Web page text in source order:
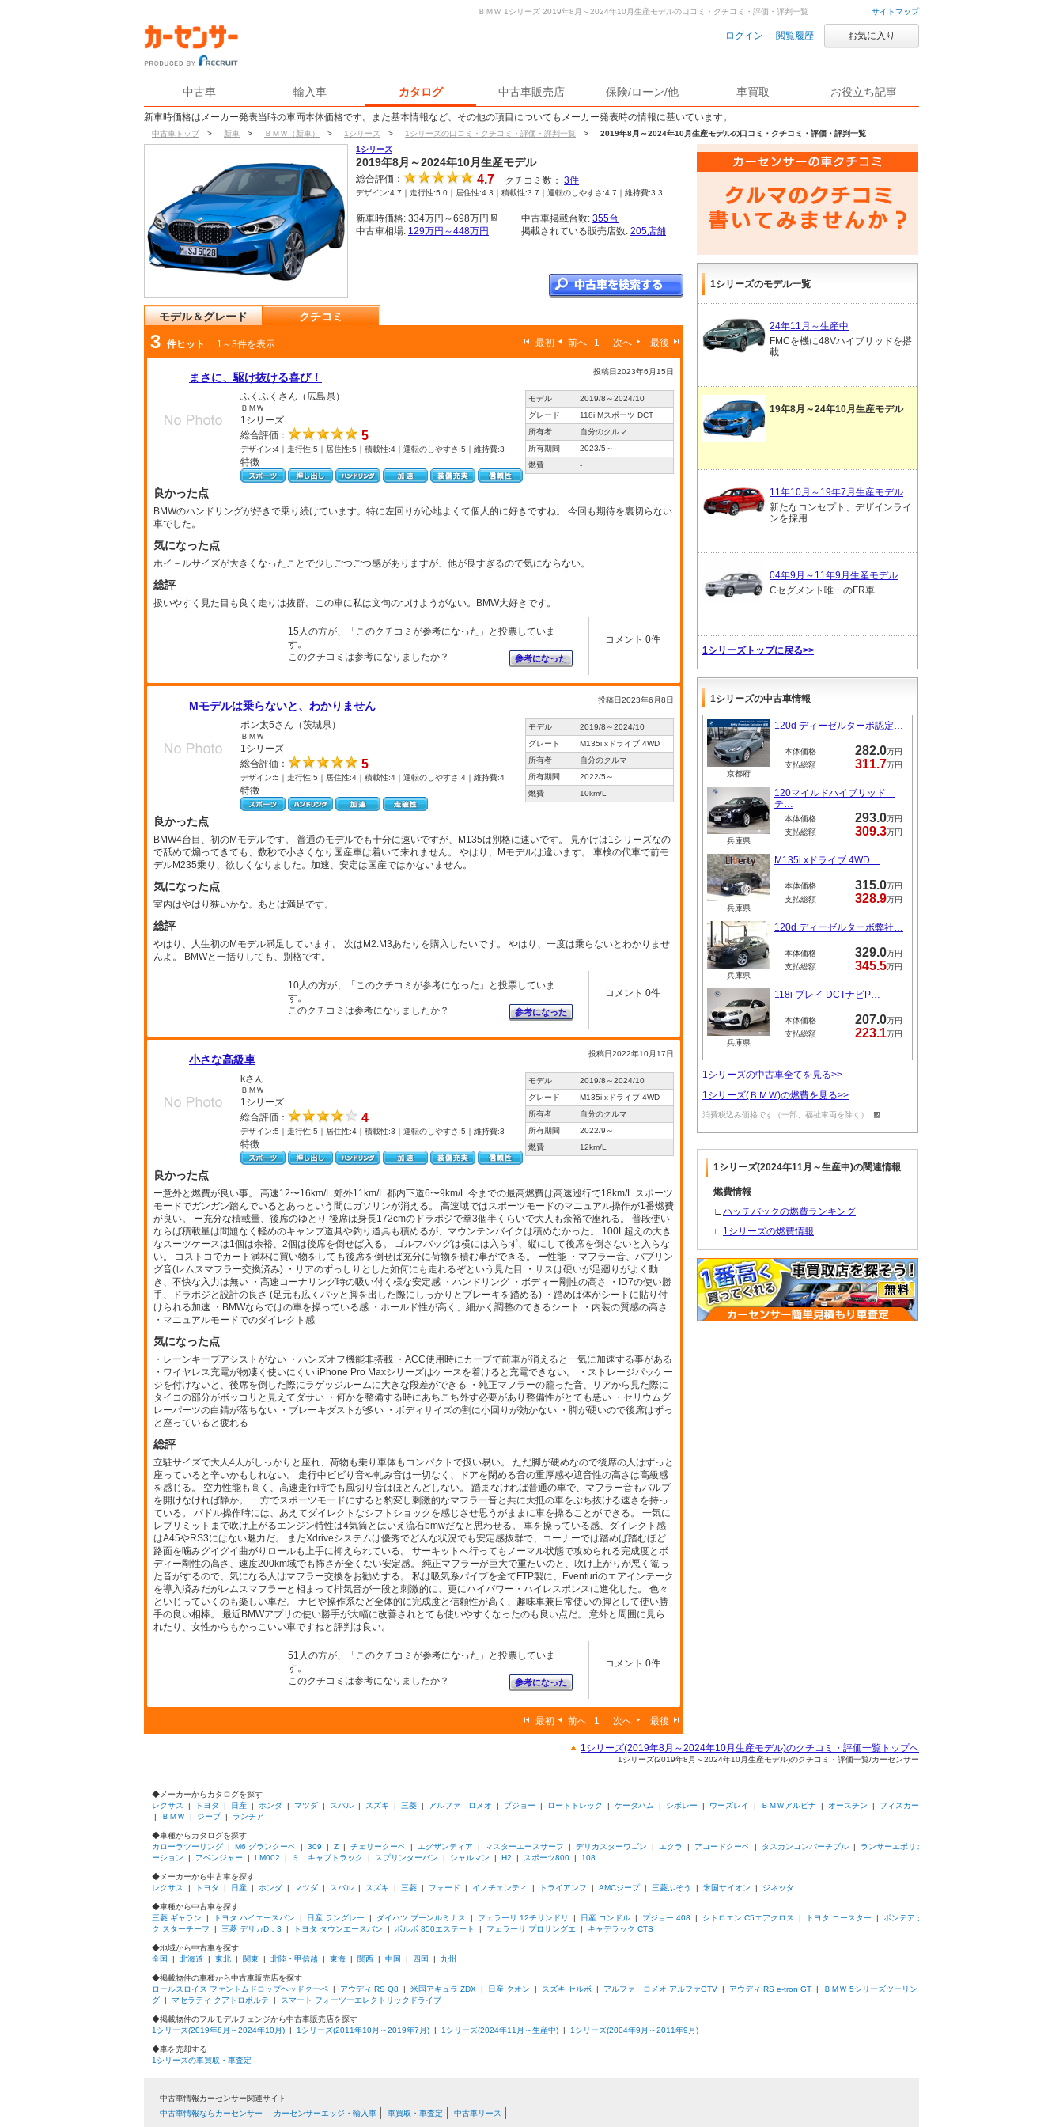
サイトマップ
ログイン 閲覧履歴 お気に入り
中古車 輸入車 カタログ 中古車販売店 保険/ローン/他 車買取 お役立ち記事
新車時価格はメーカー発表当時の車両本体価格です。また基本情報など、その他の項目についてもメーカー発表時の情報に基いています。
中古車トップ > 新車 > ＢＭＷ（新車） > 1シリーズ > 1シリーズの口コミ・クチコミ・評価・評判一覧 > 2019年8月～2024年10月生産モデルの口コミ・クチコミ・評価・評判一覧
ＢＭＷ 1シリーズ 2019年8月～2024年10月生産モデルの口コミ・クチコミ・評価・評判一覧
1シリーズ
2019年8月～2024年10月生産モデル
総合評価： 4.7 クチコミ数： 3件
デザイン:4.7｜走行性:5.0｜居住性:4.3｜積載性:3.7｜運転のしやすさ:4.7｜維持費:3.3
新車時価格: 334万円～698万円
中古車相場: 129万円～448万円
中古車掲載台数: 355台
掲載されている販売店数: 205店舗
モデル＆グレード クチコミ
3 件ヒット 1～3件を表示 最初 前へ 1 次へ 最後
まさに、駆け抜ける喜び！ 投稿日2023年6月15日
ふくふくさん（広島県）
ＢＭＷ
1シリーズ
総合評価：
5
デザイン:4｜走行性:5｜居住性:5｜積載性:4｜運転のしやすさ:5｜維持費:3
特徴
モデル
2019/8～2024/10
グレード
118i Mスポーツ DCT
所有者
自分のクルマ
所有期間
2023/5～
燃費
-
良かった点
BMWのハンドリングが好きで乗り続けています。特に左回りが心地よくて個人的に好きですね。 今回も期待を裏切らない
車でした。
気になった点
ホイ－ルサイズが大きくなったことで少しごつごつ感がありますが、他が良すぎるので気にならない。
総評
扱いやすく見た目も良く走りは抜群。この車に私は文句のつけようがない。BMW大好きです。
15人の方が、「このクチコミが参考になった」と投票していま
す。
このクチコミは参考になりましたか？
参考になった
コメント 0件
Mモデルは乗らないと、わかりません 投稿日2023年6月8日
ポン太5さん（茨城県）
ＢＭＷ
1シリーズ
総合評価：
5
デザイン:5｜走行性:5｜居住性:4｜積載性:4｜運転のしやすさ:4｜維持費:4
特徴
モデル
2019/8～2024/10
グレード
M135i xドライブ 4WD
所有者
自分のクルマ
所有期間
2022/5～
燃費
10km/L
良かった点
BMW4台目、初のMモデルです。 普通のモデルでも十分に速いですが、M135は別格に速いです。 見かけは1シリーズなの
で舐めて煽ってきても、数秒で小さくなり国産車は着いて来れません。 やはり、Mモデルは違います。 車検の代車で前モ
デルM235乗り、欲しくなりました。加速、安定は国産ではかないません。
気になった点
室内はやはり狭いかな。あとは満足です。
総評
やはり、人生初のMモデル満足しています。 次はM2.M3あたりを購入したいです。 やはり、一度は乗らないとわかりませ
んよ。 BMWと一括りしても、別格です。
10人の方が、「このクチコミが参考になった」と投票していま
す。
このクチコミは参考になりましたか？
参考になった
コメント 0件
小さな高級車 投稿日2022年10月17日
kさん
ＢＭＷ
1シリーズ
総合評価：
4
デザイン:5｜走行性:5｜居住性:4｜積載性:3｜運転のしやすさ:5｜維持費:3
特徴
モデル
2019/8～2024/10
グレード
M135i xドライブ 4WD
所有者
自分のクルマ
所有期間
2022/9～
燃費
12km/L
良かった点
ー意外と燃費が良い事。 高速12〜16km/L 郊外11km/L 都内下道6〜9km/L 今までの最高燃費は高速巡行で18km/L スポーツ
モードでガンガン踏んでいるとあっという間にガソリンが消える。 高速域ではスポーツモードのマニュアル操作が1番燃費
が良い。 ー充分な積載量、後席のゆとり 後席は身長172cmのドラポジで拳3個半くらいで大人も余裕で座れる。 普段使い
ならば積載量は問題なく軽めのキャンプ道具や釣り道具も積めるが、マウンテンバイクは積めなかった。 100L超えの大き
なスーツケースは1個は余裕、2個は後席を倒せば入る。 ゴルフバッグは横には入らず、縦にして後席を倒さないと入らな
い。 コストコでカート満杯に買い物をしても後席を倒せば充分に荷物を積む事ができる。 ー性能 ・マフラー音、バブリン
グ音(レムスマフラー交換済み) ・リアのずっしりとした如何にも走れるぞという見た目 ・サスは硬いが足廻りがよく動
き、不快な入力は無い ・高速コーナリング時の吸い付く様な安定感 ・ハンドリング ・ボディー剛性の高さ ・ID7の使い勝
手、ドラポジと設計の良さ (足元も広くパッと脚を出した際にしっかりとブレーキを踏める) ・踏めば体がシートに貼り付
けられる加速 ・BMWならではの車を操っている感 ・ホールド性が高く、細かく調整のできるシート ・内装の質感の高さ
・マニュアルモードでのダイレクト感
気になった点
・レーンキープアシストがない ・ハンズオフ機能非搭載 ・ACC使用時にカーブで前車が消えると一気に加速する事がある
・ワイヤレス充電が物凄く使いにくい iPhone Pro Maxシリーズはケースを着けると充電できない。 ・ストレージパッケー
ジを付けないと、後席を倒した際にラゲッジルームに大きな段差ができる ・純正マフラーの籠った音、リアから見た際に
タイコの部分がボッコリと見えてダサい ・何かを整備する時にあちこち外す必要があり整備性がとても悪い ・セリウムグ
レーパーツの白錆が落ちない ・ブレーキダストが多い ・ボディサイズの割に小回りが効かない ・脚が硬いので後席はずっ
と座っていると疲れる
総評
立駐サイズで大人4人がしっかりと座れ、荷物も乗り車体もコンパクトで扱い易い。 ただ脚が硬めなので後席の人はずっと
座っていると辛いかもしれない。 走行中ビビり音や軋み音は一切なく、ドアを閉める音の重厚感や遮音性の高さは高級感
を感じる。 空力性能も高く、高速走行時でも風切り音はほとんどしない。 踏まなければ普通の車で、マフラー音もバルブ
を開けなければ静か。 一方でスポーツモードにすると豹変し刺激的なマフラー音と共に大抵の車をぶち抜ける速さを持っ
ている。 パドル操作時には、あえてダイレクトなシフトショックを感じさせ思うがままに車を操ることができる。 一気に
レブリミットまで吹け上がるエンジン特性は4気筒とはいえ流石bmwだなと思わせる。 車を操っている感、ダイレクト感
はA45やRS3にはない魅力だ。 またXdriveシステムは優秀でどんな状況でも安定感抜群で、コーナーでは踏めば踏むほど
路面を噛みグイグイ曲がりロールも上手に抑えられている。 サーキットへ行ってもノーマル状態で攻められる完成度とボ
ディー剛性の高さ、速度200km域でも怖さが全くない安定感。 純正マフラーが巨大で重たいのと、吹け上がりが悪く篭っ
た音がするので、気になる人はマフラー交換をお勧めする。 私は吸気系パイプを全てFTP製に、Eventuriのエアインテーク
を導入済みだがレムスマフラーと相まって排気音が一段と刺激的に、更にハイパワー・ハイレスポンスに進化した。 色々
といじっていくのも楽しい車だ。 ナビや操作系など全体的に完成度と信頼性が高く、趣味車兼日常使いの脚として使い勝
手の良い相棒。 最近BMWアプリの使い勝手が大幅に改善されとても使いやすくなったのも良い点だ。 意外と周囲に見ら
れたり、女性からもかっこいい車ですねと評判は良い。
51人の方が、「このクチコミが参考になった」と投票していま
す。
このクチコミは参考になりましたか？
参考になった
コメント 0件
最初 前へ 1 次へ 最後
1シリーズのモデル一覧
24年11月～生産中
FMCを機に48Vハイブリッドを搭
載
19年8月～24年10月生産モデル
11年10月～19年7月生産モデル
新たなコンセプト、デザインライ
ンを採用
04年9月～11年9月生産モデル
Cセグメント唯一のFR車
1シリーズトップに戻る>>
1シリーズの中古車情報
120d ディーゼルターボ認定…
本体価格 282.0万円
支払総額
311.7万円
京都府
120マイルドハイブリッド
テ…
本体価格 293.0万円
支払総額
309.3万円
兵庫県
M135i xドライブ 4WD…
本体価格 315.0万円
支払総額
328.9万円
兵庫県
120d ディーゼルターボ弊社…
本体価格 329.0万円
支払総額
345.5万円
兵庫県
118i プレイ DCTナビP…
本体価格 207.0万円
支払総額
223.1万円
兵庫県
1シリーズの中古車全てを見る>>
1シリーズ(ＢＭＷ)の燃費を見る>>
消費税込み価格です（一部、福祉車両を除く）
1シリーズ(2024年11月～生産中)の関連情報
燃費情報
∟ハッチバックの燃費ランキング
∟ 1シリーズの燃費情報
1シリーズ(2019年8月～2024年10月生産モデル)のクチコミ・評価一覧トップへ
1シリーズ(2019年8月～2024年10月生産モデル)のクチコミ・評価一覧/カーセンサー
◆メーカーからカタログを探す
レクサス
| トヨタ | 日産 | ホンダ | マツダ | スバル | スズキ | 三菱 | アルファ ロメオ | プジョー | ロードトレック | ケータハム | シボレー | ウーズレイ | ＢＭＷアルピナ | オースチン | フィスカー
|
ＢＭＷ | ジープ| ランチア
◆車種からカタログを探す
カローラツーリング | M6 グランクーペ | 309 | Z | チェリークーペ | エグザンティア | マスターエースサーフ | デリカスターワゴン | エクラ | アコードクーペ | タスカンコンバーチブル | ランサーエボリュ
ーション | アベンジャー | LM002 | ミニキャブトラック | スプリンターバン | シャルマン | H2 | スポーツ800 | 108
◆メーカーから中古車を探す
レクサス
| トヨタ | 日産 | ホンダ | マツダ | スバル | スズキ | 三菱 | フォード | イノチェンティ | トライアンフ | AMCジープ| 三菱ふそう | 米国サイオン | ジネッタ
◆車種から中古車を探す
三菱 ギャラン | トヨタ ハイエースバン | 日産 ラングレー | ダイハツ ブーンルミナス | フェラーリ 12チリンドリ | 日産 コンドル | プジョー 408 | シトロエン C5エアクロス | トヨタ コースター | ポンテアッ
ク スターチーフ | 三菱 デリカD：3 | トヨタ タウンエースバン | ボルボ 850エステート | フェラーリ プロサングエ | キャデラック CTS
◆地域から中古車を探す
全国
| 北海道 | 東北 | 関東 | 北陸・甲信越 | 東海 | 関西 | 中国 | 四国 | 九州
◆掲載物件の車種から中古車販売店を探す
ロールスロイス ファントムドロップヘッドクーペ | アウディ RS Q8 | 米国アキュラ ZDX | 日産 クオン | スズキ セルボ | アルファ ロメオ アルファGTV | アウディ RS e-tron GT |
ＢＭＷ 5シリーズツーリン
グ | マセラティ クアトロポルテ | スマート フォーツーエレクトリックドライブ
◆掲載物件のフルモデルチェンジから中古車販売店を探す
1シリーズ(2019年8月～2024年10月) | 1シリーズ(2011年10月～2019年7月) | 1シリーズ(2024年11月～生産中) | 1シリーズ(2004年9月～2011年9月)
◆車を売却する
1シリーズの車買取・車査定
中古車情報カーセンサー関連サイト
中古車情報ならカーセンサー
カーセンサーエッジ・輸入車 車買取・車査定 中古車リース